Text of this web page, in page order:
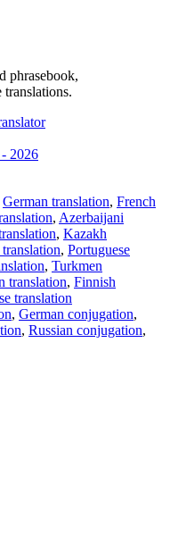
phrasebook,
translations.
2026
German translation, French
, Azerbaijani
, Kazakh
, Portuguese
, Turkmen
translation, Finnish
translation
, German conjugation,
, Russian conjugation,